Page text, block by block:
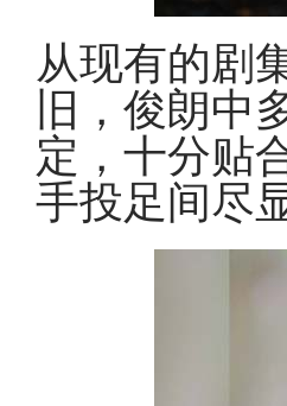
从现有的剧
旧，俊朗中
定，十分贴
手投足间尽